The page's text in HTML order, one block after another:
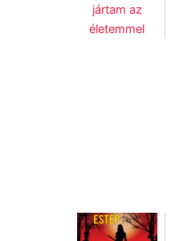
jártam az
életemmel